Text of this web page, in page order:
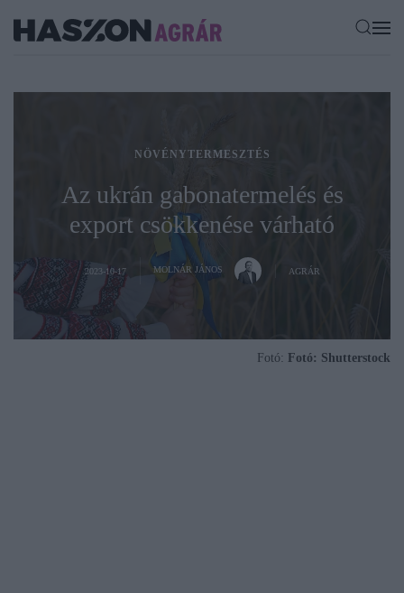
NÖVÉNYTERMESZTÉS
Az ukrán gabonatermelés és
export csökkenése várható
2023-10-17 MOLNÁR JÁNOS AGRÁR
Fotó: Fotó: Shutterstock